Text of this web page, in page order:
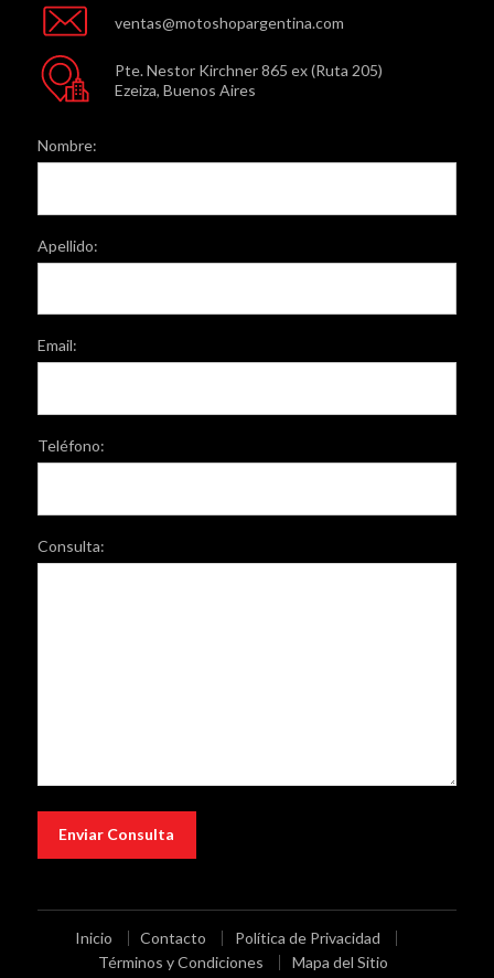
ventas@motoshopargentina.com
Pte. Nestor Kirchner 865 ex (Ruta 205)
Ezeiza, Buenos Aires
Nombre:
Apellido:
Email:
Teléfono:
Consulta:
Inicio Contacto
Política de Privacidad
Términos y Condiciones
Mapa del Sitio